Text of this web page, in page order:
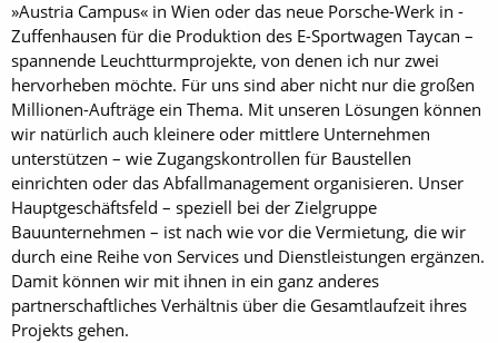
»Austria Campus« in Wien oder das neue Porsche-Werk in ­
Zuffenhausen für die Produktion des E-Sportwagen Taycan –
spannende Leuchtturmprojekte, von denen ich nur zwei
hervorheben möchte. Für uns sind aber nicht nur die großen
Millionen-Aufträge ein Thema. Mit unseren Lösungen können
wir natürlich auch kleinere oder mittlere Unternehmen
unterstützen – wie Zugangskontrollen für Baustellen
einrichten oder das Abfallmanagement organisieren. Unser
Hauptgeschäftsfeld – speziell bei der Zielgruppe
Bauunternehmen – ist nach wie vor die Vermietung, die wir
durch eine Reihe von Services und Dienstleistungen ergänzen.
Damit können wir mit ihnen in ein ganz anderes
partnerschaftliches Verhältnis über die Gesamtlaufzeit ihres
Projekts gehen.